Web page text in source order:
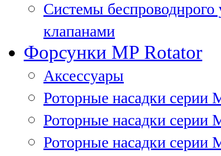
Системы
клапанами
Форсунки MP Rotator
Аксессуары
Роторные насадки серии
Роторные насадки серии
Роторные насадки серии